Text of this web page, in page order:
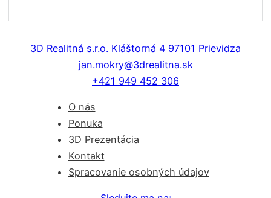
3D Realitná s.r.o. Kláštorná 4 97101 Prievidza
jan.mokry@3drealitna.sk
+421 949 452 306
O nás
Ponuka
3D Prezentácia
Kontakt
Spracovanie osobných údajov